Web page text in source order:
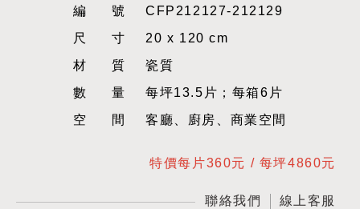
編號CFP212127-212129
尺寸20 x 120 cm
材質瓷質
數量每坪13.5片；每箱6片
空間客廳、廚房、商業空間
特價每片360元 / 每坪4860元
聯絡我們 線上客服